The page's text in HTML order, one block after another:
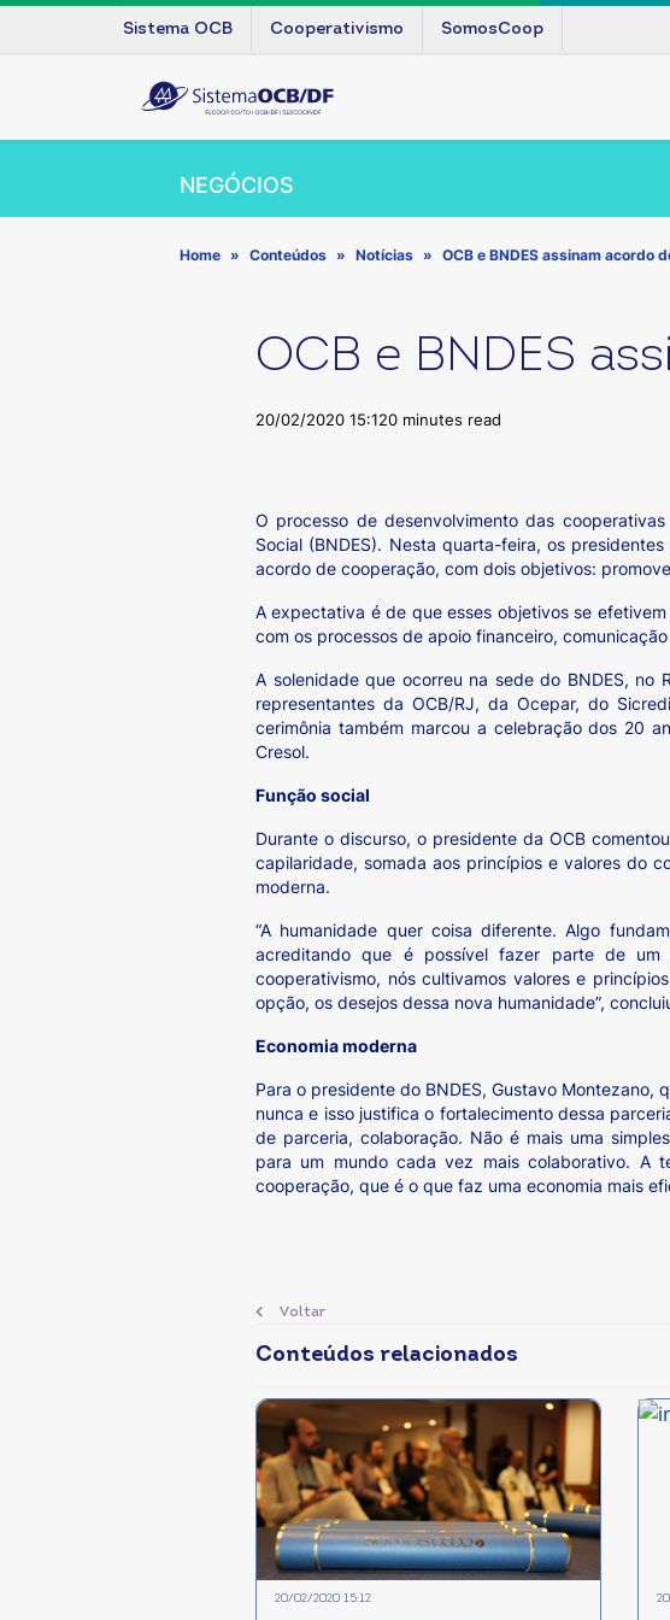
Sistema OCB Cooperativismo SomosCoop
NEGÓCIOS
Home Conteúdos Notícias OCB e BNDES assinam acordo
OCB e BNDES
20/02/2020 15:120 minutes read
O processo de desenvolvimento das
Social (BNDES). Nesta quarta-feira, os
acordo de cooperação, com dois objetivos:
A expectativa é de que esses objetivos se
com os processos de apoio financeiro,
A solenidade que ocorreu na sede do BNDES,
representantes da OCB/RJ, da Ocepar, do
cerimônia também marcou a celebração dos 20
Cresol.
Função social
Durante o discurso, o presidente da OCB
capilaridade, somada aos princípios e valores do
moderna.
“A humanidade quer coisa diferente. Algo
acreditando que é possível fazer parte de um
cooperativismo, nós cultivamos valores e
opção, os desejos dessa nova humanidade”,
Economia moderna
Para o presidente do BNDES, Gustavo
nunca e isso justifica o fortalecimento dessa
de parceria, colaboração. Não é mais uma
para um mundo cada vez mais colaborativo. A
cooperação, que é o que faz uma economia mais
Voltar
Conteúdos relacionados
20/02/2020 15:12